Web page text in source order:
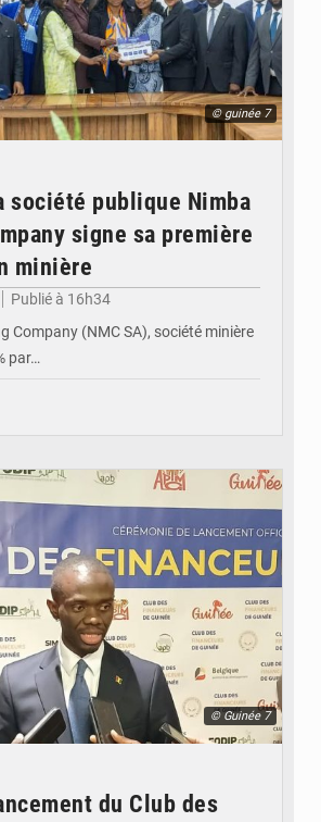
© guinée 7
société publique Nimba
signe sa première
minière
Publié à 16h34
Company (NMC SA), société minière
par…
© Guinée 7
du Club des